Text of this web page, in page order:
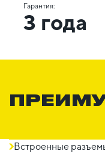
Гарантия:
3 года
Встроенные